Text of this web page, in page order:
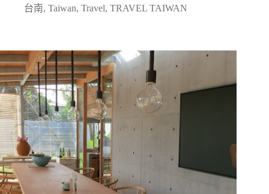
台南, Taiwan, Travel, TRAVEL TAIWAN